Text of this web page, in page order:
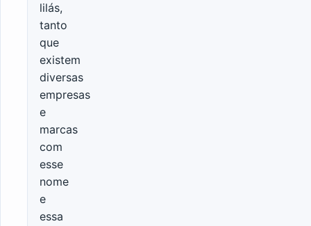
lilás,
tanto
que
existem
diversas
empresas
e
marcas
com
esse
nome
e
essa